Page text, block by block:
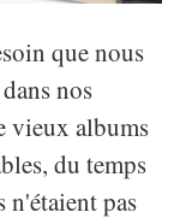
que nous
nos
vieux albums
du temps
n'étaient pas